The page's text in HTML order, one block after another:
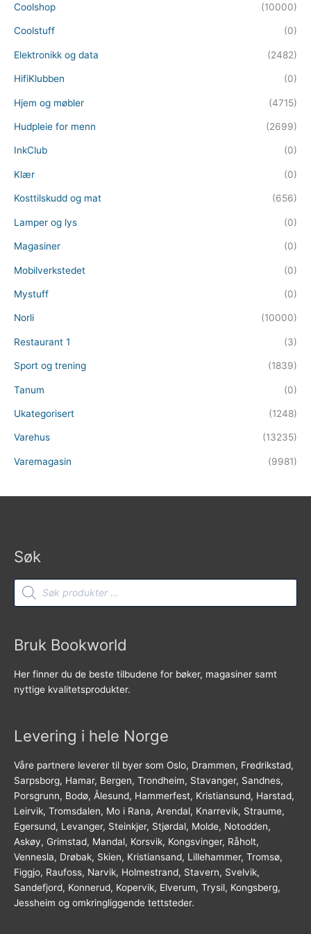
Coolshop (10000)
Coolstuff (0)
Elektronikk og data (2482)
HifiKlubben (0)
Hjem og møbler (4715)
Hudpleie for menn (2699)
InkClub (0)
Klær (0)
Kosttilskudd og mat (656)
Lamper og lys (0)
Magasiner (0)
Mobilverkstedet (0)
Mystuff (0)
Norli (10000)
Restaurant 1 (3)
Sport og trening (1839)
Tanum (0)
Ukategorisert (1248)
Varehus (13235)
Varemagasin (9981)
Søk
Products
search
Bruk Bookworld
Her finner du de beste tilbudene for bøker, magasiner samt
nyttige kvalitetsprodukter.
Levering i hele Norge
Våre partnere leverer til byer som Oslo, Drammen, Fredrikstad,
Sarpsborg, Hamar, Bergen, Trondheim, Stavanger, Sandnes,
Porsgrunn, Bodø, Ålesund, Hammerfest, Kristiansund, Harstad,
Leirvik, Tromsdalen, Mo i Rana, Arendal, Knarrevik, Straume,
Egersund, Levanger, Steinkjer, Stjørdal, Molde, Notodden,
Askøy, Grimstad, Mandal, Korsvik, Kongsvinger, Råholt,
Vennesla, Drøbak, Skien, Kristiansand, Lillehammer, Tromsø,
Figgjo, Raufoss, Narvik, Holmestrand, Stavern, Svelvik,
Sandefjord, Konnerud, Kopervik, Elverum, Trysil, Kongsberg,
Jessheim og omkringliggende tettsteder.